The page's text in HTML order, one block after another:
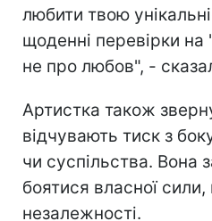
любити твою
щоденні перевірки на
не про любов", -
Артистка також
відчувають тиск з
чи суспільства. Вона
боятися власної сили,
незалежності.